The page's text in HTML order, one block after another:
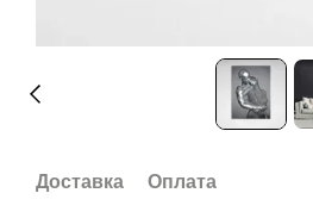
Доставка Оплата